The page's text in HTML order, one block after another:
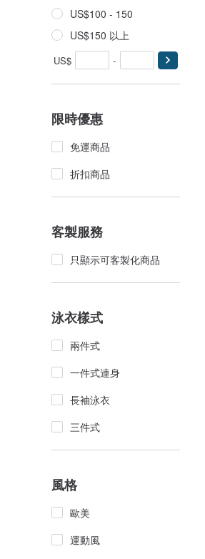
US$100 - 150
US$150 以上
US$ -
限時優惠
免運商品
折扣商品
客製服務
只顯示可客製化商品
泳衣樣式
兩件式
一件式連身
長袖泳衣
三件式
風格
歐美
運動風